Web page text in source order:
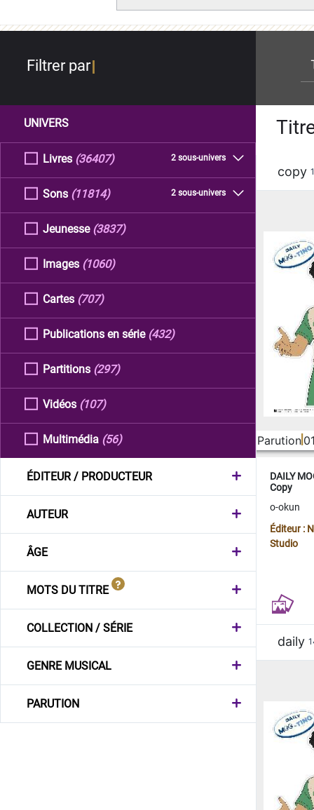
Filtrer par
UNIVERS
Livres 2 sous-univers
(36407)
Sons 2 sous-univers
(11814)
Jeunesse (3837)
Images (1060)
Cartes (707)
Publications en série (432)
Partitions (297)
Vidéos (107)
Multimédia (56)
ÉDITEUR / PRODUCTEUR
AUTEUR
ÂGE
MOTS DU TITRE
COLLECTION / SÉRIE
GENRE MUSICAL
PARUTION
copy
Parution
DAILY
Copy
o-okun
Éditeur :
Studio
daily